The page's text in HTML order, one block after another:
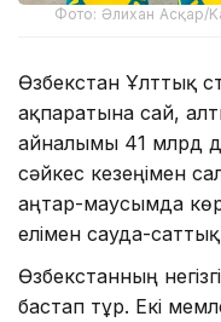
Фото: Әлихан Асқар/
Өзбекстан Ұлттық
ақпаратына сай,
айналымы 41 млрд
сәйкес кезеңімен
Қаңтар-маусымда
елімен сауда-
Өзбекстанның
бастап тұр. Екі